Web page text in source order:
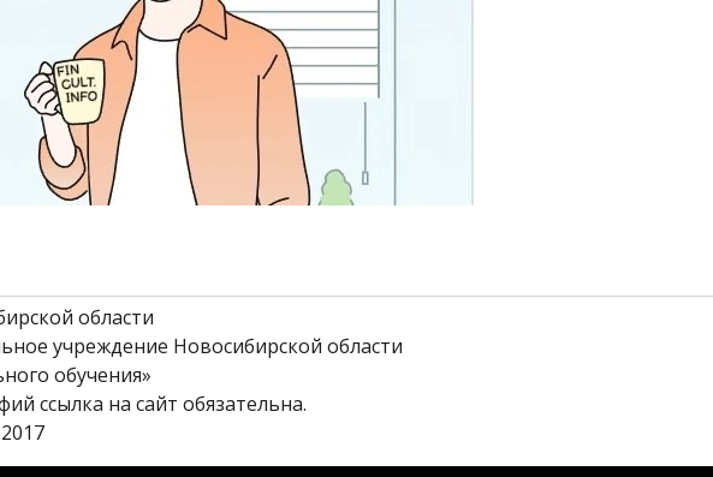
области
учреждение Новосибирской области
обучения»
ссылка на сайт обязательна.